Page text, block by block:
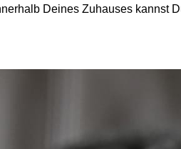
Deines Zuhauses kannst